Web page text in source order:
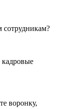
сотрудникам?
кадровые
воронку,